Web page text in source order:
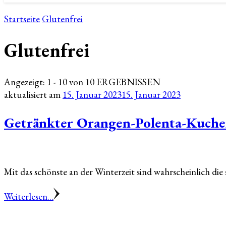
Startseite Glutenfrei
Glutenfrei
Angezeigt: 1 - 10 von 10 ERGEBNISSEN
aktualisiert am 15. Januar 202315. Januar 2023
Getränkter Orangen-Polenta-
Mit das schönste an der Winterzeit sind wahrscheinlich
Weiterlesen...